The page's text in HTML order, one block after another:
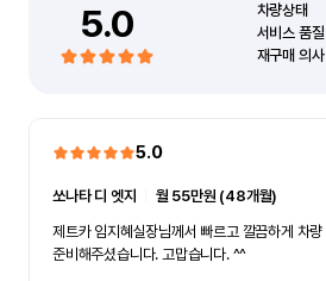
5.0 차량상태
서비스 품질
재구매 의사
5.0
쏘나타 디 엣지
월 55만원 (48개월)
제트카 임지혜실장님께서 빠르고 깔끔하게 차량
준비해주셨습니다. 고맙습니다. ^^